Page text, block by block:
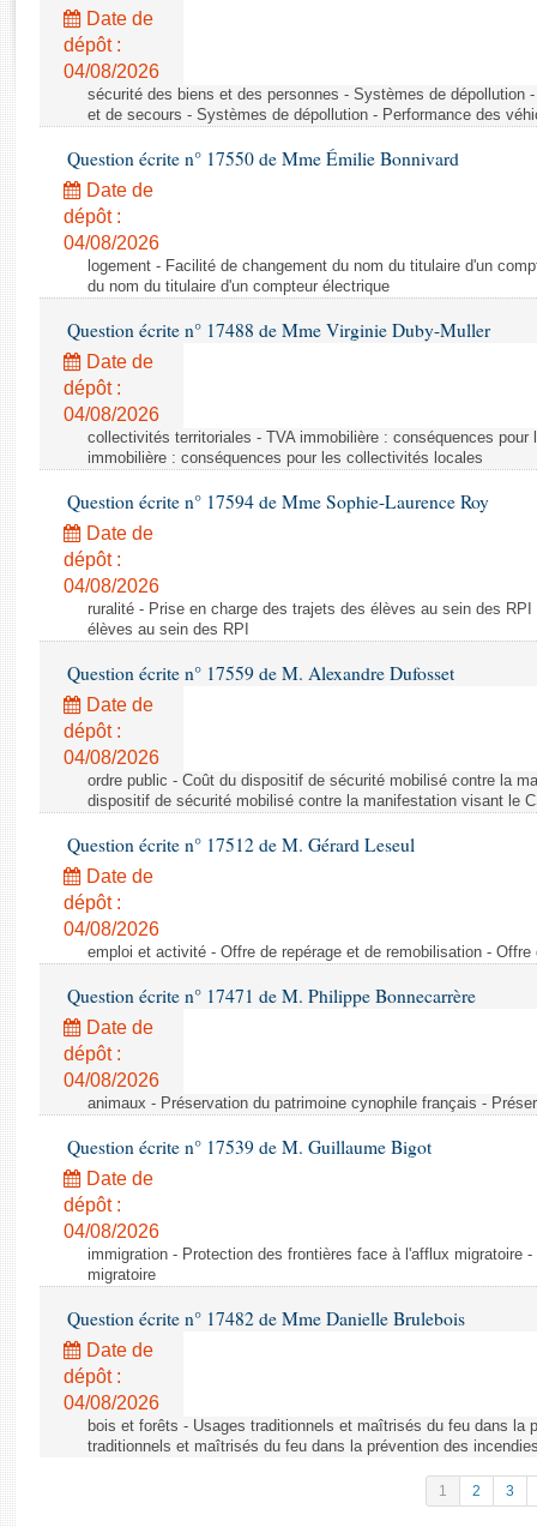
Rapports législatifs
Rapports sur l'application des lois
Baromètre de l’application des lois
Dossiers législatifs
Budget et sécurité sociale
Questions écrites et orales
Comptes rendus des débats
Date de
dépôt :
04/08/2026
sécurité des biens et des personnes - Systèmes de dépollution
et de secours - Systèmes de dépollution - Performance des
Question écrite n° 17550 de Mme Émilie Bonnivard
Date de
dépôt :
04/08/2026
logement - Facilité de changement du nom du titulaire d'un
du nom du titulaire d'un compteur électrique
Question écrite n° 17488 de Mme Virginie Duby-Muller
Date de
dépôt :
04/08/2026
collectivités territoriales - TVA immobilière : conséquences
immobilière : conséquences pour les collectivités locales
Question écrite n° 17594 de Mme Sophie-Laurence Roy
Date de
dépôt :
04/08/2026
ruralité - Prise en charge des trajets des élèves au sein des
élèves au sein des RPI
Question écrite n° 17559 de M. Alexandre Dufosset
Date de
dépôt :
04/08/2026
ordre public - Coût du dispositif de sécurité mobilisé contre la
dispositif de sécurité mobilisé contre la manifestation visant le
Question écrite n° 17512 de M. Gérard Leseul
Date de
dépôt :
04/08/2026
emploi et activité - Offre de repérage et de remobilisation -
Question écrite n° 17471 de M. Philippe Bonnecarrère
Date de
dépôt :
04/08/2026
animaux - Préservation du patrimoine cynophile français -
Question écrite n° 17539 de M. Guillaume Bigot
Date de
dépôt :
04/08/2026
immigration - Protection des frontières face à l'afflux migratoire
migratoire
Question écrite n° 17482 de Mme Danielle Brulebois
Date de
dépôt :
04/08/2026
bois et forêts - Usages traditionnels et maîtrisés du feu dans la
traditionnels et maîtrisés du feu dans la prévention des
1 2 3